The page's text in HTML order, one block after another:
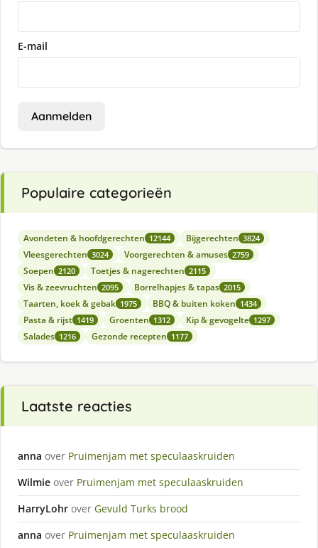
E-mail
Aanmelden
Populaire categorieën
Avondeten & hoofdgerechten 12144 Bijgerechten 3824
Vleesgerechten 3024 Voorgerechten & amuses 2759
Soepen 2120 Toetjes & nagerechten 2115
Vis & zeevruchten 2095 Borrelhapjes & tapas 2015
Taarten, koek & gebak 1975 BBQ & buiten koken 1434
Pasta & rijst 1419 Groenten 1312 Kip & gevogelte 1297
Salades 1216 Gezonde recepten 1177
Laatste reacties
anna over Pruimenjam met speculaaskruiden
Wilmie over Pruimenjam met speculaaskruiden
HarryLohr over Gevuld Turks brood
anna over Pruimenjam met speculaaskruiden